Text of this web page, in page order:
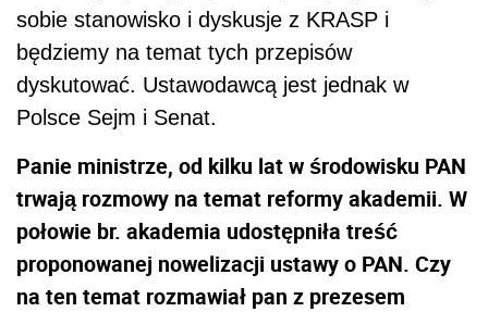
sobie stanowisko i dyskusje z KRASP i
będziemy na temat tych przepisów
dyskutować. Ustawodawcą jest jednak w
Polsce Sejm i Senat.
Panie ministrze, od kilku lat w środowisku PAN
trwają rozmowy na temat reformy akademii. W
połowie br. akademia udostępniła treść
proponowanej nowelizacji ustawy o PAN. Czy
na ten temat rozmawiał pan z prezesem